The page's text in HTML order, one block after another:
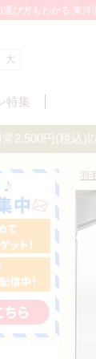
び方もわかる 東洋
大
特集
常2,500円(税込)
羽